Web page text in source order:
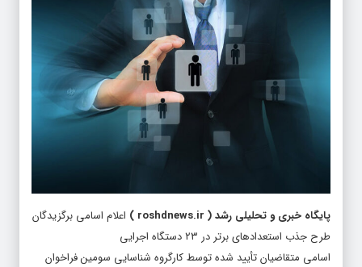
پایگاه خبری و تحلیلی رشد(
roshdnews.ir
) اعلام اسامی برگزیدگان
طرح جذب استعدادهای برتر در ۲۳ دستگاه‌ اجرایی
اسامی متقاضیان تأیید شده توسط کارگروه شناسایی سومین فراخوان